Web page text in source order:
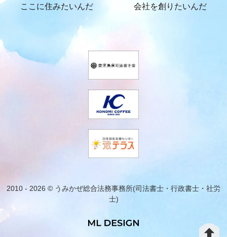
ここに住みたいんだ
会社を創りたいんだ
2010 - 2026 © うみかぜ総合法務事務所(司法書士・行政書士・社労
士)